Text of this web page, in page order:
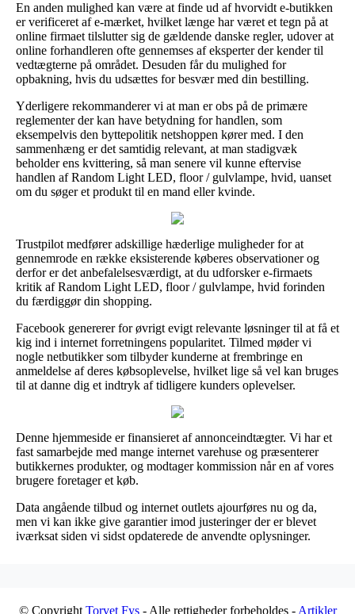
En anden mulighed kan være at finde ud af hvorvidt e-butikken
er verificeret af e-mærket, hvilket længe har været et tegn på at
online firmaet tilslutter sig de gældende danske regler, udover at
online forhandleren ofte gennemses af eksperter der kender til
vedtægterne på området. Desuden får du mulighed for
opbakning, hvis du udsættes for besvær med din bestilling.
Yderligere rekommanderer vi at man er obs på de primære
reglementer der kan have betydning for handlen, som
eksempelvis den byttepolitik netshoppen kører med. I den
sammenhæng er det samtidig relevant, at man stadigvæk
beholder ens kvittering, så man senere vil kunne eftervise
handlen af Random Light LED, floor / gulvlampe, hvid, uanset
om du søger et produkt til en mand eller kvinde.
Trustpilot medfører adskillige hæderlige muligheder for at
gennemrode en række eksisterende køberes observationer og
derfor er det anbefalelsesværdigt, at du udforsker e-firmaets
kritik af Random Light LED, floor / gulvlampe, hvid forinden
du færdiggør din shopping.
Facebook genererer for øvrigt evigt relevante løsninger til at få et
kig ind i internet forretningens popularitet. Tilmed møder vi
nogle netbutikker som tilbyder kunderne at frembringe en
anmeldelse af deres købsoplevelse, hvilket lige så vel kan bruges
til at danne dig et indtryk af tidligere kunders oplevelser.
Denne hjemmeside er finansieret af annonceindtægter. Vi har et
fast samarbejde med mange internet varehuse og præsenterer
butikkernes produkter, og modtager kommission når en af vores
brugere foretager et køb.
Data angående tilbud og internet outlets ajourføres nu og da,
men vi kan ikke give garantier imod justeringer der er blevet
iværksat siden vi sidst opdaterede de anvendte oplysninger.
© Copyright Torvet Fys- Alle rettigheder forbeholdes - Artikler